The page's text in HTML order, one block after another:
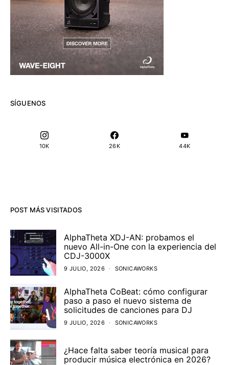
SÍGUENOS
10K 26K 44K
POST MÁS VISITADOS
AlphaTheta XDJ-AN: probamos el
nuevo All-in-One con la experiencia del
CDJ-3000X
9 JULIO, 2026 SONICAWORKS
AlphaTheta CoBeat: cómo configurar
paso a paso el nuevo sistema de
solicitudes de canciones para DJ
9 JULIO, 2026 SONICAWORKS
¿Hace falta saber teoría musical para
producir música electrónica en 2026?